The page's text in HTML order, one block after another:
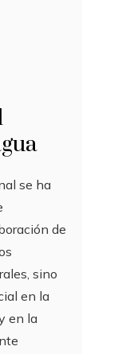
se ha
de
sino
en la
en la